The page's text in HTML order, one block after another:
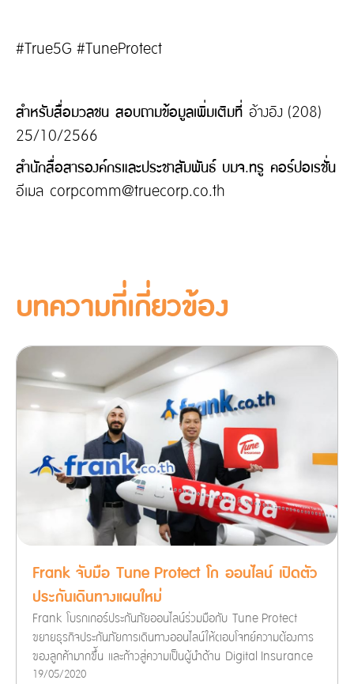
#True5G #TuneProtect
สำหรับสื่อมวลชน สอบถามข้อมูลเพิ่มเติมที่ อ้างอิง (208)
25/10/2566
สำนักสื่อสารองค์กรและประชาสัมพันธ์ บมจ.ทรู คอร์ปอเรชั่น
อีเมล corpcomm@truecorp.co.th
บทความที่เกี่ยวข้อง
Frank จับมือ Tune Protect โก ออนไลน์ เปิดตัว
ประกันเดินทางแผนใหม่
Frank โบรกเกอร์ประกันภัยออนไลน์ร่วมมือกับ Tune Protect
ขยายธุรกิจประกันภัยการเดินทางออนไลน์ให้ตอบโจทย์ความต้องการ
ของลูกค้ามากขึ้น และก้าวสู่ความเป็นผู้นำด้าน Digital Insurance
19/05/2020